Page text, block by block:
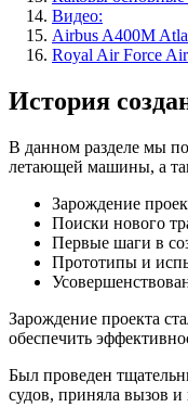
Видео:
Airbus A400M
Royal Air Force
История
В данном разделе мы
летающей машины, а
Зарождение
Поиски нового
Первые шаги в
Прототипы и
Зарождение проекта
обеспечить
Был проведен
судов, приняла вызов и